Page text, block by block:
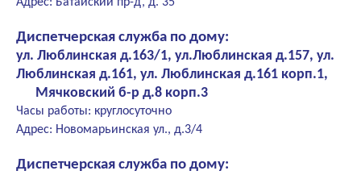
Диспетчерская служба по дому:
ул. Люблинская д.163/1, ул.Люблинская д.157, ул.
Люблинская д.161, ул. Люблинская д.161 корп.1,
Мячковский б-р д.8 корп.3
Часы работы: круглосуточно
Адрес: Новомарьинская ул., д.3/4
Диспетчерская служба по дому: